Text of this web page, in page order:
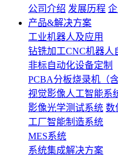
公司介绍 发展历程
产品&解决方案
工业机器人及应用
钻铣加工CNC机器人
非标自动化设备定制
PCBA分板烧录机（
视觉影像人工智能系
影像光学测试系统 数
工厂智能制造系统
MES系统
系统集成解决方案